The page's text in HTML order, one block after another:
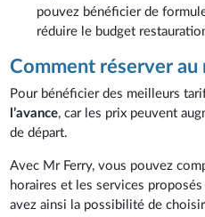
pouvez bénéficier de
réduire le budget
Comment réserver au
Pour bénéficier des meilleurs
l’avance, car les prix peuvent
de départ.
Avec Mr Ferry, vous pouvez
horaires et les services
avez ainsi la possibilité de